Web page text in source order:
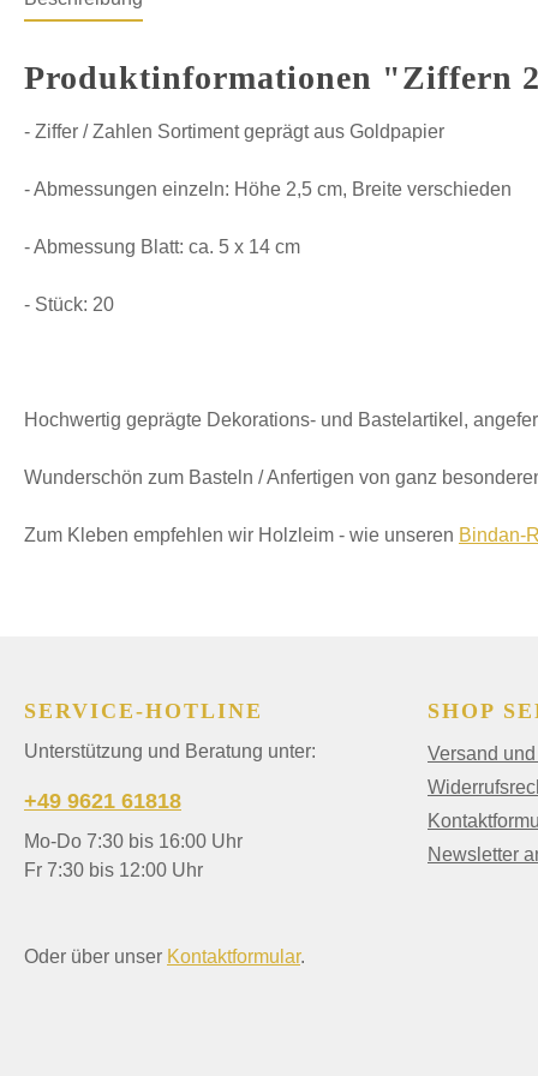
Produktinformationen "Ziffern
- Ziffer / Zahlen Sortiment geprägt aus Goldpapier
- Abmessungen einzeln: Höhe 2,5 cm, Breite verschieden
- Abmessung Blatt: ca. 5 x 14 cm
- Stück: 20
Hochwertig geprägte Dekorations- und Bastelartikel,
Wunderschön zum Basteln / Anfertigen von ganz
Zum Kleben empfehlen wir Holzleim - wie unseren Bindan-
SERVICE-HOTLINE
Unterstützung und Beratung unter:
+49 9621 61818
Mo-Do 7:30 bis 16:00 Uhr
Fr 7:30 bis 12:00 Uhr
Oder über unser Kontaktformular.
SHOP
Versand
Newsletter